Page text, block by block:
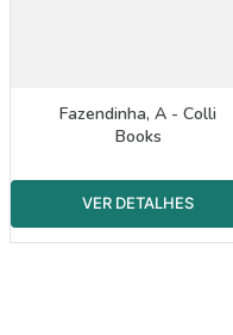
Fazendinha, A - Colli
Books